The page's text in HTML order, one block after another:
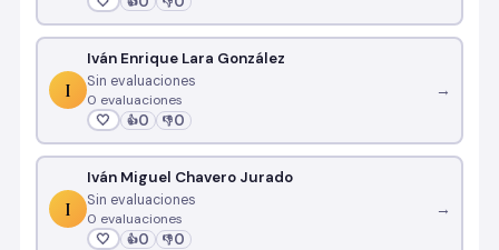
I
Iván Enrique Lara González
Sin evaluaciones
0 evaluaciones
🤍 👍0 👎0
→
I
Iván Miguel Chavero Jurado
Sin evaluaciones
0 evaluaciones
🤍 👍0 👎0
→